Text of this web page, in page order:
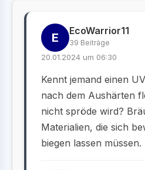
E EcoWarrior11
39 Beiträge
20.01.2024 um 06:30
Kennt jemand einen
nach dem Aushärten
nicht spröde wird?
Materialien, die sich
biegen lassen müssen.